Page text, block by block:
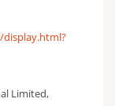
Limited,